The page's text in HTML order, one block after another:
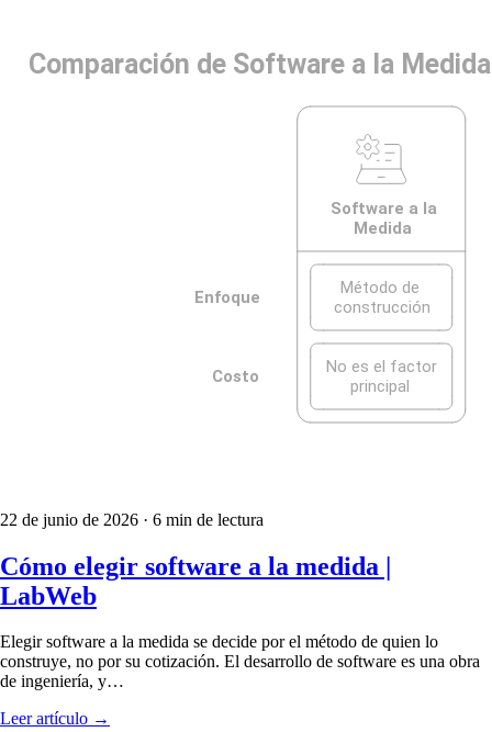
22 de junio de 2026 · 6 min de lectura
Cómo elegir software a la medida |
LabWeb
Elegir software a la medida se decide por el método de quien lo
construye, no por su cotización. El desarrollo de software es una obra
de ingeniería, y…
Leer artículo →